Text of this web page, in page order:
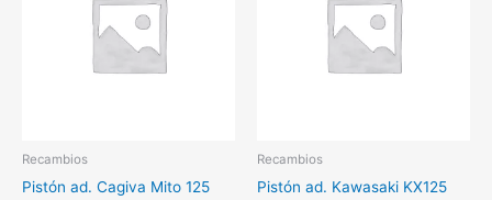
Recambios
Pistón ad. Cagiva Mito 125
Recambios
Pistón ad. Kawasaki KX125